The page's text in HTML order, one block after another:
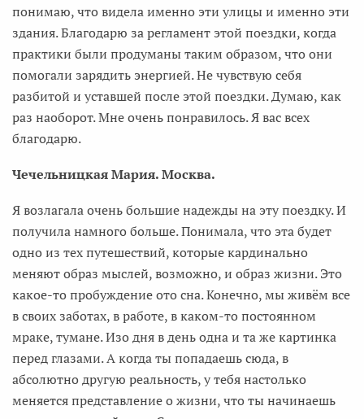
понимаю, что видела именно эти улицы и именно эти
здания. Благодарю за регламент этой поездки, когда
практики были продуманы таким образом, что они
помогали зарядить энергией. Не чувствую себя
разбитой и уставшей после этой поездки. Думаю, как
раз наоборот. Мне очень понравилось. Я вас всех
благодарю.
Чечельницкая Мария. Москва.
Я возлагала очень большие надежды на эту поездку. И
получила намного больше. Понимала, что эта будет
одно из тех путешествий, которые кардинально
меняют образ мыслей, возможно, и образ жизни. Это
какое-то пробуждение ото сна. Конечно, мы живём все
в своих заботах, в работе, в каком-то постоянном
мраке, тумане. Изо дня в день одна и та же картинка
перед глазами. А когда ты попадаешь сюда, в
абсолютно другую реальность, у тебя настолько
меняется представление о жизни, что ты начинаешь